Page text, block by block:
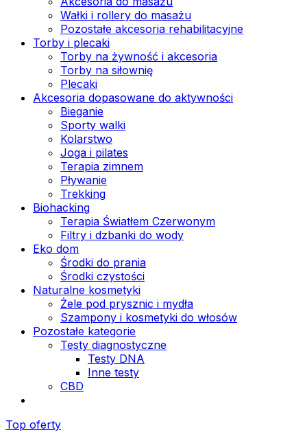
Wałki i rollery do masażu
Pozostałe akcesoria rehabilitacyjne
Torby i plecaki
Torby na żywność i akcesoria
Torby na siłownię
Plecaki
Akcesoria dopasowane do aktywności
Bieganie
Sporty walki
Kolarstwo
Joga i pilates
Terapia zimnem
Pływanie
Trekking
Biohacking
Terapia Światłem Czerwonym
Filtry i dzbanki do wody
Eko dom
Środki do prania
Środki czystości
Naturalne kosmetyki
Żele pod prysznic i mydła
Szampony i kosmetyki do włosów
Pozostałe kategorie
Testy diagnostyczne
Testy DNA
Inne testy
CBD
Top oferty